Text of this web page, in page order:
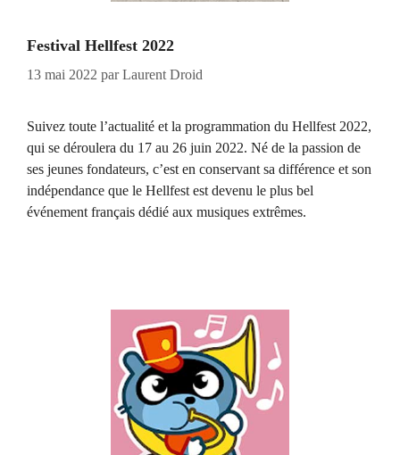
Festival Hellfest 2022
13 mai 2022 parLaurent Droid
Suivez toute l’actualité et la programmation du Hellfest 2022,
qui se déroulera du 17 au 26 juin 2022. Né de la passion de
ses jeunes fondateurs, c’est en conservant sa différence et son
indépendance que le Hellfest est devenu le plus bel
événement français dédié aux musiques extrêmes.